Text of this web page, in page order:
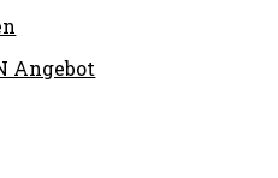
Angebot